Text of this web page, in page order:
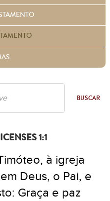
BUSCAR
1:1
à igreja
Deus, o Pai, e
Graça e paz